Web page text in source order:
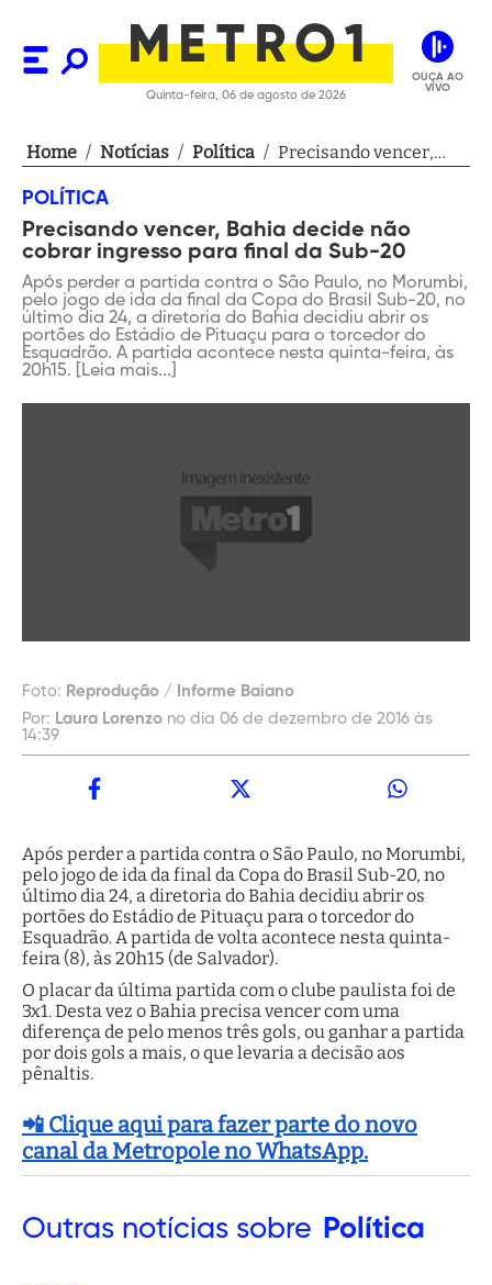
Quinta-feira, 06 de agosto de 2026
OUÇA AO
VIVO
Home / Notícias / Política / Precisando vencer,
final da Sub-20
POLÍTICA
Precisando vencer, Bahia decide não
cobrar ingresso para final da Sub-20
Após perder a partida contra o São Paulo, no Morumbi,
pelo jogo de ida da final da Copa do Brasil Sub-20, no
último dia 24, a diretoria do Bahia decidiu abrir os
portões do Estádio de Pituaçu para o torcedor do
Esquadrão. A partida acontece nesta quinta-feira, às
20h15. [Leia mais...]
Foto: Reprodução / Informe Baiano
Por: Laura Lorenzo no dia 06 de dezembro de 2016 às
14:39
Após perder a partida contra o São Paulo, no Morumbi,
pelo jogo de ida da final da Copa do Brasil Sub-20, no
último dia 24, a diretoria do Bahia decidiu abrir os
portões do Estádio de Pituaçu para o torcedor do
Esquadrão. A partida de volta acontece nesta quinta-
feira (8), às 20h15 (de Salvador).
O placar da última partida com o clube paulista foi de
3x1. Desta vez o Bahia precisa vencer com uma
diferença de pelo menos três gols, ou ganhar a partida
por dois gols a mais, o que levaria a decisão aos
pênaltis.
📲 Clique aqui para fazer parte do novo
canal da Metropole no WhatsApp.
Outras notícias sobre Política